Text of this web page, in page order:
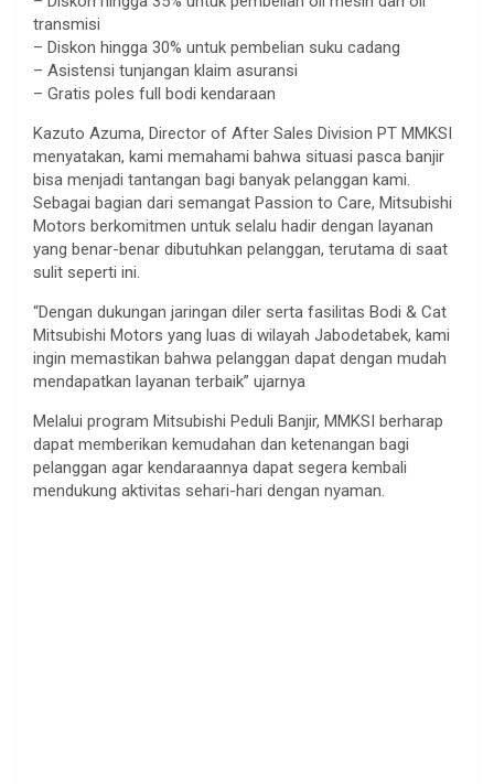
transmisi
– Diskon hingga 30% untuk pembelian suku cadang
– Asistensi tunjangan klaim asuransi
– Gratis poles full bodi kendaraan
Kazuto Azuma, Director of After Sales Division PT MMKSI
menyatakan, kami memahami bahwa situasi pasca banjir
bisa menjadi tantangan bagi banyak pelanggan kami.
Sebagai bagian dari semangat Passion to Care, Mitsubishi
Motors berkomitmen untuk selalu hadir dengan layanan
yang benar-benar dibutuhkan pelanggan, terutama di saat
sulit seperti ini.
“Dengan dukungan jaringan diler serta fasilitas Bodi & Cat
Mitsubishi Motors yang luas di wilayah Jabodetabek, kami
ingin memastikan bahwa pelanggan dapat dengan mudah
mendapatkan layanan terbaik” ujarnya
Melalui program Mitsubishi Peduli Banjir, MMKSI berharap
dapat memberikan kemudahan dan ketenangan bagi
pelanggan agar kendaraannya dapat segera kembali
mendukung aktivitas sehari-hari dengan nyaman.